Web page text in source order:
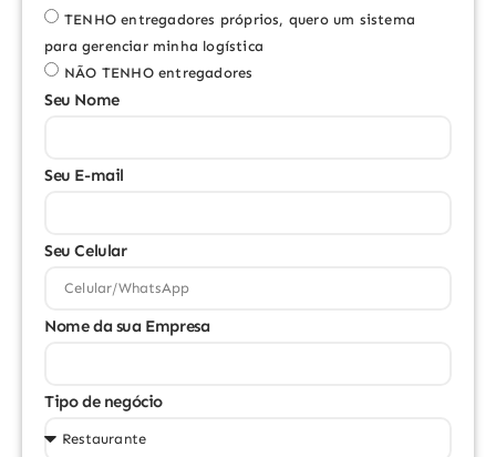
TENHO entregadores próprios, quero um sistema
para gerenciar minha logística
NÃO TENHO entregadores
Seu Nome
Seu E-mail
Seu Celular
Nome da sua Empresa
Tipo de negócio